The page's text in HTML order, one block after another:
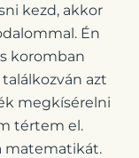
kezd, akkor
Én
koromban
azt
megkísérelni
tértem el.
matematikát.